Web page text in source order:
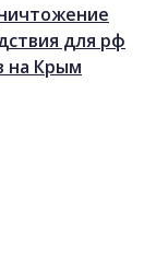
для рф
на Крым